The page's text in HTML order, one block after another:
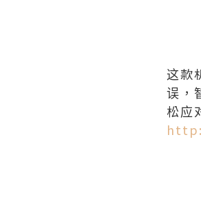
这款
误，
松应